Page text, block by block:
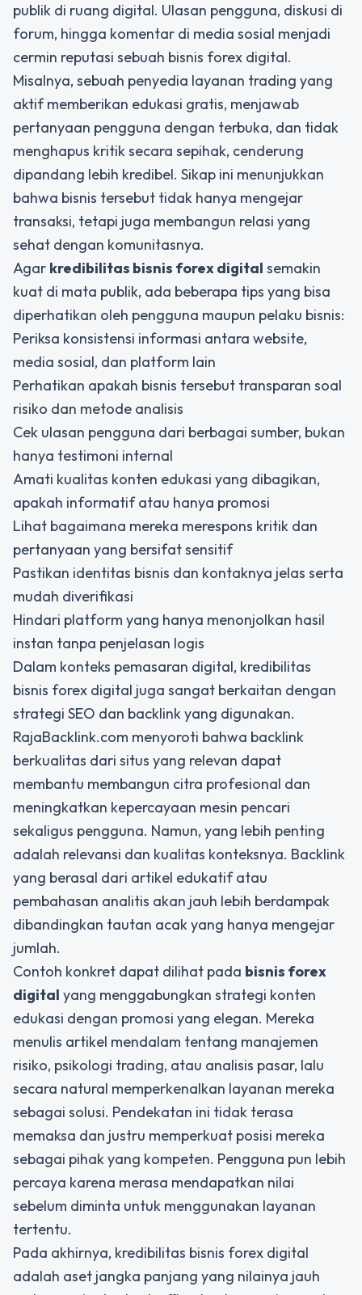
publik di ruang digital. Ulasan pengguna, diskusi di
forum, hingga komentar di media sosial menjadi
cermin reputasi sebuah bisnis forex digital.
Misalnya, sebuah penyedia layanan trading yang
aktif memberikan edukasi gratis, menjawab
pertanyaan pengguna dengan terbuka, dan tidak
menghapus kritik secara sepihak, cenderung
dipandang lebih kredibel. Sikap ini menunjukkan
bahwa bisnis tersebut tidak hanya mengejar
transaksi, tetapi juga membangun relasi yang
sehat dengan komunitasnya.
Agar kredibilitas bisnis forex digital semakin
kuat di mata publik, ada beberapa tips yang bisa
diperhatikan oleh pengguna maupun pelaku bisnis:
Periksa konsistensi informasi antara website,
media sosial, dan platform lain
Perhatikan apakah bisnis tersebut transparan soal
risiko dan metode analisis
Cek ulasan pengguna dari berbagai sumber, bukan
hanya testimoni internal
Amati kualitas konten edukasi yang dibagikan,
apakah informatif atau hanya promosi
Lihat bagaimana mereka merespons kritik dan
pertanyaan yang bersifat sensitif
Pastikan identitas bisnis dan kontaknya jelas serta
mudah diverifikasi
Hindari platform yang hanya menonjolkan hasil
instan tanpa penjelasan logis
Dalam konteks pemasaran digital, kredibilitas
bisnis forex digital juga sangat berkaitan dengan
strategi SEO dan backlink yang digunakan.
RajaBacklink.com menyoroti bahwa backlink
berkualitas dari situs yang relevan dapat
membantu membangun citra profesional dan
meningkatkan kepercayaan mesin pencari
sekaligus pengguna. Namun, yang lebih penting
adalah relevansi dan kualitas konteksnya. Backlink
yang berasal dari artikel edukatif atau
pembahasan analitis akan jauh lebih berdampak
dibandingkan tautan acak yang hanya mengejar
jumlah.
Contoh konkret dapat dilihat pada bisnis forex
digital yang menggabungkan strategi konten
edukasi dengan promosi yang elegan. Mereka
menulis artikel mendalam tentang manajemen
risiko, psikologi trading, atau analisis pasar, lalu
secara natural memperkenalkan layanan mereka
sebagai solusi. Pendekatan ini tidak terasa
memaksa dan justru memperkuat posisi mereka
sebagai pihak yang kompeten. Pengguna pun lebih
percaya karena merasa mendapatkan nilai
sebelum diminta untuk menggunakan layanan
tertentu.
Pada akhirnya, kredibilitas bisnis forex digital
adalah aset jangka panjang yang nilainya jauh